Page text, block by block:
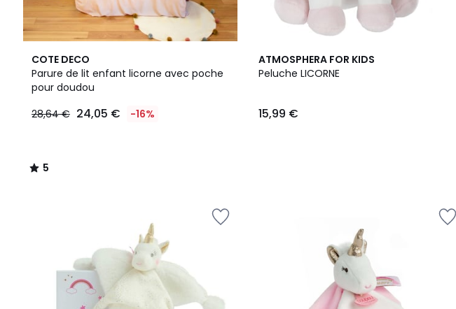
COTE DECO
Parure de lit enfant licorne avec poche
pour doudou
€
28,64
28,64 € 24,05 € -16%
5
/
5
5
/
ATMOSPHERA FOR KIDS
Peluche LICORNE
15,99 €